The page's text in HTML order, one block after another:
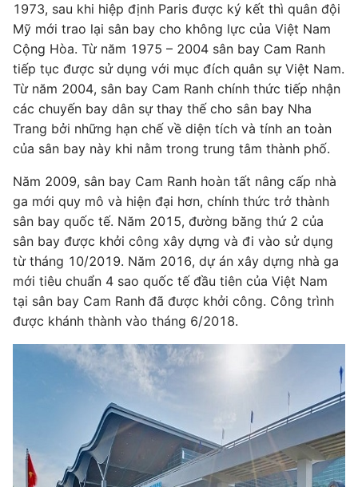
1973, sau khi hiệp định Paris được ký kết thì quân đội
Mỹ mới trao lại sân bay cho không lực của Việt Nam
Cộng Hòa. Từ năm 1975 – 2004 sân bay Cam Ranh
tiếp tục được sử dụng với mục đích quân sự Việt Nam.
Từ năm 2004, sân bay Cam Ranh chính thức tiếp nhận
các chuyến bay dân sự thay thế cho sân bay Nha
Trang bởi những hạn chế về diện tích và tính an toàn
của sân bay này khi nằm trong trung tâm thành phố.
Năm 2009, sân bay Cam Ranh hoàn tất nâng cấp nhà
ga mới quy mô và hiện đại hơn, chính thức trở thành
sân bay quốc tế. Năm 2015, đường băng thứ 2 của
sân bay được khởi công xây dựng và đi vào sử dụng
từ tháng 10/2019. Năm 2016, dự án xây dựng nhà ga
mới tiêu chuẩn 4 sao quốc tế đầu tiên của Việt Nam
tại sân bay Cam Ranh đã được khởi công. Công trình
được khánh thành vào tháng 6/2018.